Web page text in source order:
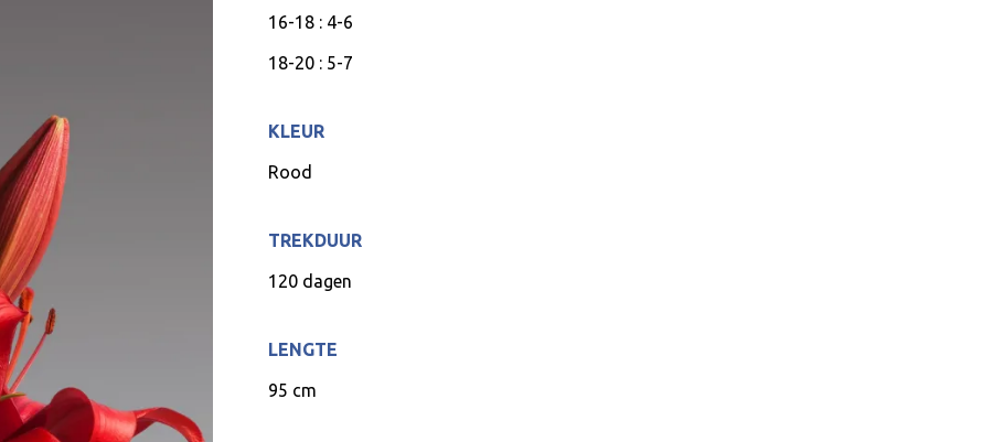
16-18 : 4-6
18-20 : 5-7
KLEUR
Rood
TREKDUUR
120 dagen
LENGTE
95 cm